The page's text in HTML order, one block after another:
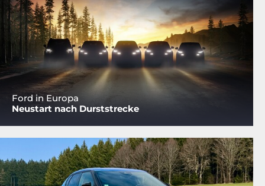
Ford in Europa
Neustart nach Durststrecke